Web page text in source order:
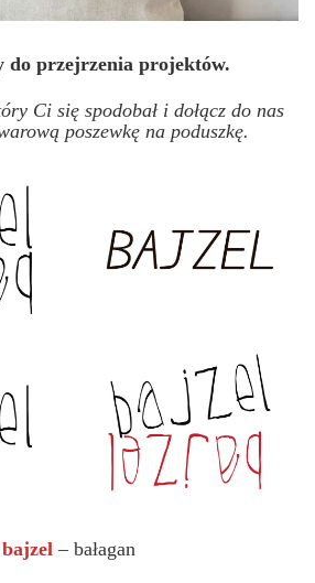
do przejrzenia projektów.
Ci się spodobał i dołącz do nas
poszewkę na poduszkę.
bajzel – bałagan